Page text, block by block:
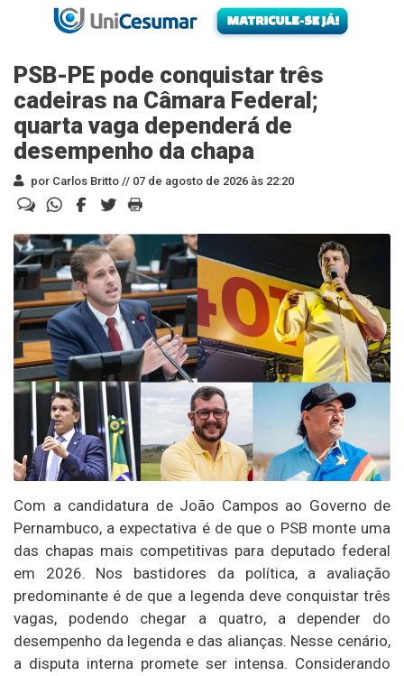
PSB-PE pode conquistar três
cadeiras na Câmara Federal;
quarta vaga dependerá de
desempenho da chapa
por Carlos Britto // 07 de agosto de 2026 às 22:20
Com a candidatura de João Campos ao Governo de
Pernambuco, a expectativa é de que o PSB monte uma
das chapas mais competitivas para deputado federal
em 2026. Nos bastidores da política, a avaliação
predominante é de que a legenda deve conquistar três
vagas, podendo chegar a quatro, a depender do
desempenho da legenda e das alianças. Nesse cenário,
a disputa interna promete ser intensa. Considerando